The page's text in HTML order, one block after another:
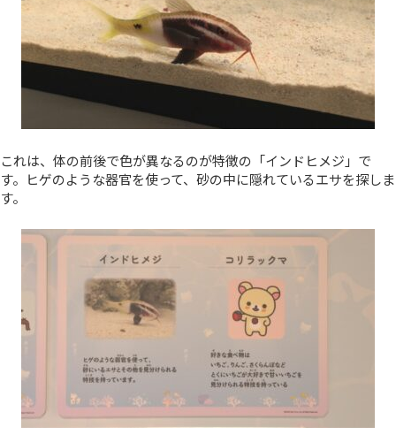
これは、体の前後で色が異なるのが特徴の「インドヒメジ」で
す。ヒゲのような器官を使って、砂の中に隠れているエサを探しま
す。